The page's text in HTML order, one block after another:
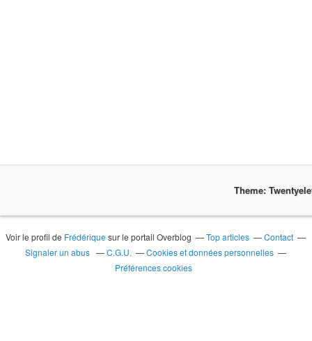
Theme:
Voir le profil de Frédérique sur le portail Overblog Top articles
Contact
Signaler un abus
C.G.U.
Cookies et données personnelles
Préférences cookies